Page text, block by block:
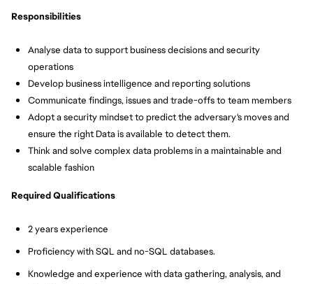
Responsibilities
Analyse data to support business decisions and security
operations
Develop business intelligence and reporting solutions
Communicate findings, issues and trade-offs to team members
Adopt a security mindset to predict the adversary's moves and
ensure the right Data is available to detect them.
Think and solve complex data problems in a maintainable and
scalable fashion
Required Qualifications
2 years experience
Proficiency with SQL and no-SQL databases.
Knowledge and experience with data gathering, analysis, and